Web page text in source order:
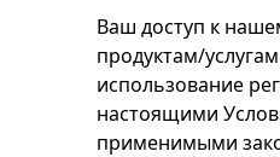
Ваш доступ к
продуктам/
использование
настоящими
применимыми